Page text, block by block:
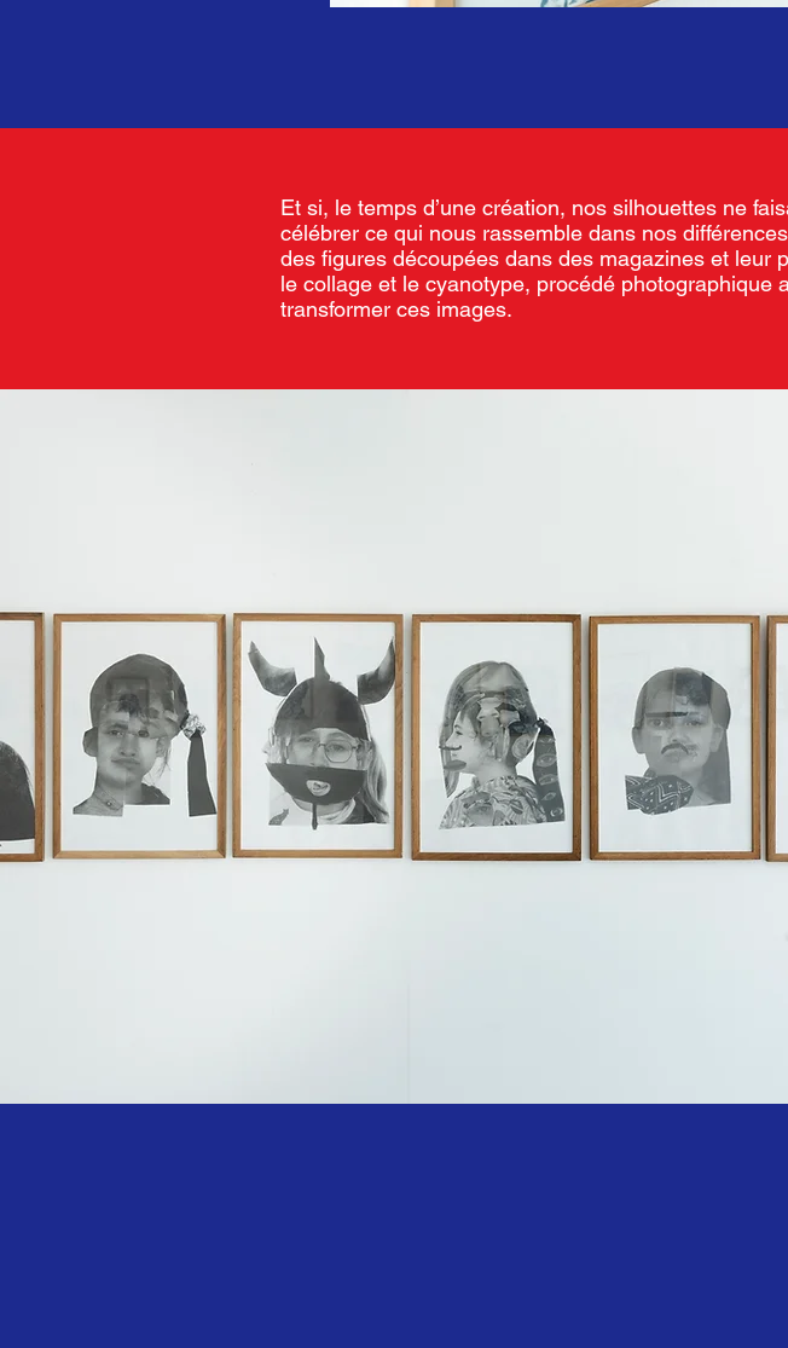
Et si, le temps d’une création, nos silhouettes ne
célébrer ce qui nous rassemble dans nos
des figures découpées dans des magazines et leur
le collage et le cyanotype, procédé photographique
transformer ces images.